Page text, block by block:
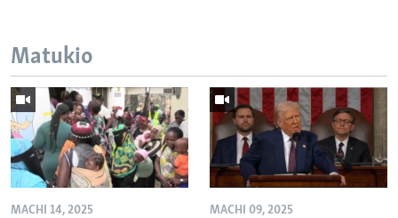
Matukio
MACHI 14, 2025 MACHI 09, 2025